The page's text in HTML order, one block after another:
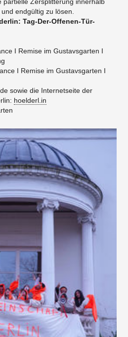
partielle Zersplitterung innerhalb
endgültig zu lösen.
Tag-Der-Offenen-Tür-
I Remise im Gustavsgarten I
I Remise im Gustavsgarten I
sowie die Internetseite der
hoelderl.in